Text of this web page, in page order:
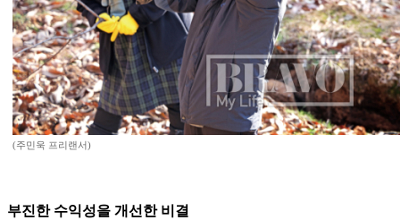
(주민욱 프리랜서)
부진한 수익성을 개선한 비결